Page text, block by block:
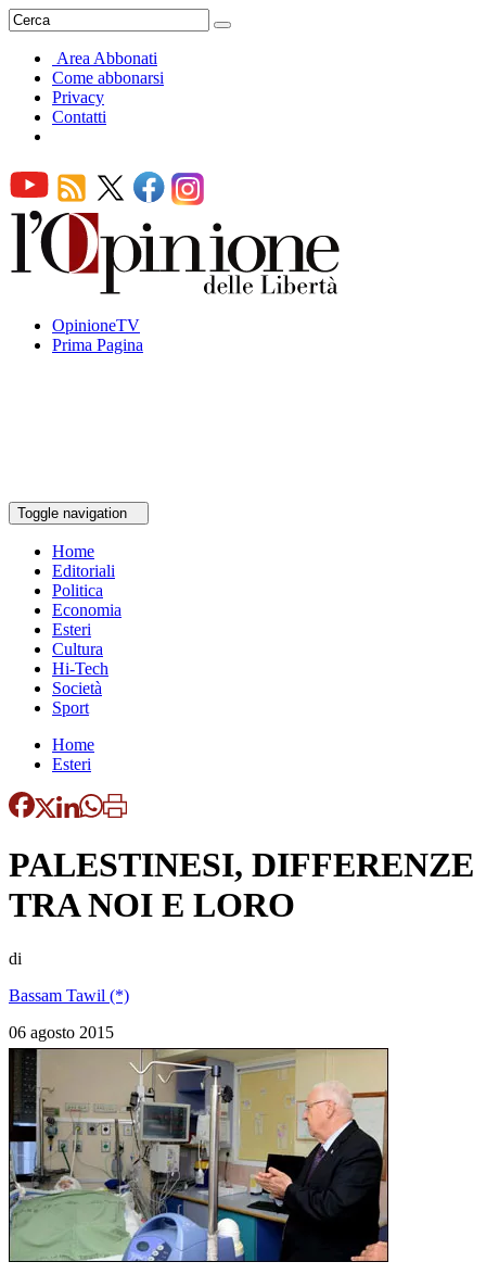
Area Abbonati
Come abbonarsi
Privacy
Contatti
OpinioneTV
Prima Pagina
Toggle navigation
Home
Editoriali
Politica
Economia
Esteri
Cultura
Hi-Tech
Società
Sport
Home
Esteri
PALESTINESI, DIFFERENZE
TRA NOI E LORO
di
Bassam Tawil (*)
06 agosto 2015